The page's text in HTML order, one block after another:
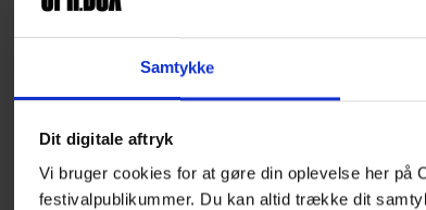
Samtykke
Dit digitale aftryk
Vi bruger cookies for at gøre din oplevelse her på
festivalpublikummer. Du kan altid trække dit